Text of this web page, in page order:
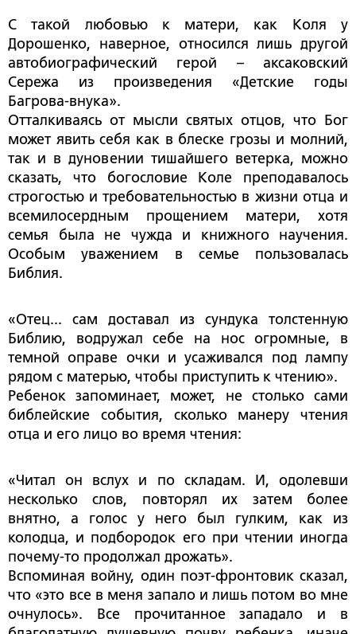
С такой любовью к матери, как Коля у
Дорошенко, наверное, относился лишь другой
автобиографический герой – аксаковский
Сережа из произведения «Детские годы
Багрова-внука».
Отталкиваясь от мысли святых отцов, что Бог
может явить себя как в блеске грозы и молний,
так и в дуновении тишайшего ветерка, можно
сказать, что богословие Коле преподавалось
строгостью и требовательностью в жизни отца и
всемилосердным прощением матери, хотя
семья была не чужда и книжного научения.
Особым уважением в семье пользовалась
Библия.
«Отец... сам доставал из сундука толстенную
Библию, водружал себе на нос огромные, в
темной оправе очки и усаживался под лампу
рядом с матерью, чтобы приступить к чтению».
Ребенок запоминает, может, не столько сами
библейские события, сколько манеру чтения
отца и его лицо во время чтения:
«Читал он вслух и по складам. И, одолевши
несколько слов, повторял их затем более
внятно, а голос у него был гулким, как из
колодца, и подбородок его при чтении иногда
почему-то продолжал дрожать».
Вспоминая войну, один поэт-фронтовик сказал,
что «это все в меня запало и лишь потом во мне
очнулось». Все прочитанное западало и в